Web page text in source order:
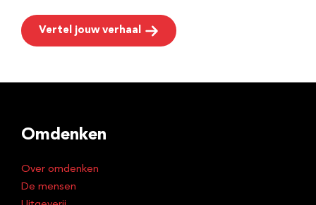
Vertel jouw verhaal
Omdenken
Over omdenken
De mensen